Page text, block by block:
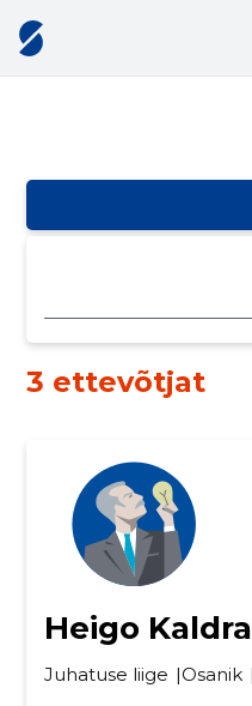
3 ettevõtjat
Heigo Kaldra
Juhatuse liige
Osanik